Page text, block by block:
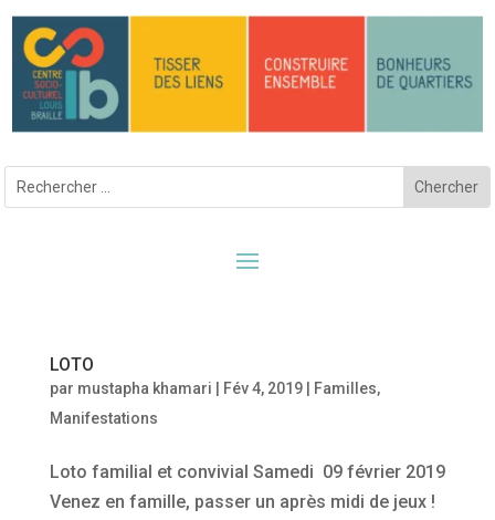
LOTO
par mustapha khamari Fév 4, 2019| Familles,
Manifestations
Loto familial et convivial Samedi 09 février 2019
Venez en famille, passer un après midi de jeux !